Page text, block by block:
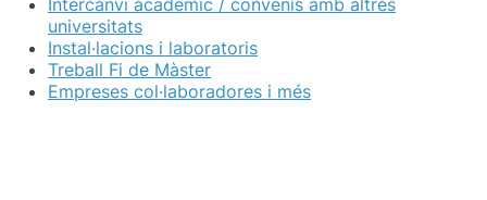
universitats
Instal·lacions i laboratoris
Treball Fi de Màster
Empreses col·laboradores i més